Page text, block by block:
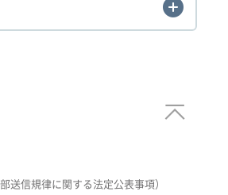
送信規律に関する法定公表事項）